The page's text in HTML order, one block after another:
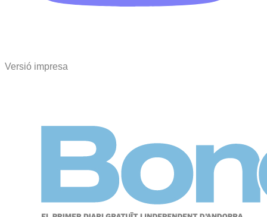
Versió impresa